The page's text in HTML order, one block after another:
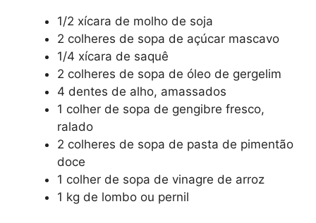
1/2 xícara de molho de soja
2 colheres de sopa de açúcar mascavo
1/4 xícara de saquê
2 colheres de sopa de óleo de gergelim
4 dentes de alho, amassados
1 colher de sopa de gengibre fresco,
ralado
2 colheres de sopa de pasta de pimentão
doce
1 colher de sopa de vinagre de arroz
1 kg de lombo ou pernil